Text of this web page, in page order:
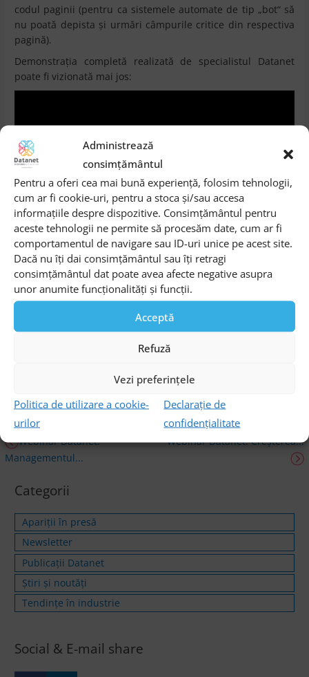
Administrează
consimțământul
Pentru a oferi cea mai bună experiență, folosim tehnologii,
cum ar fi cookie-uri, pentru a stoca și/sau accesa
informațiile despre dispozitive. Consimțământul pentru
aceste tehnologii ne permite să procesăm date, cum ar fi
comportamentul de navigare sau ID-uri unice pe acest site.
Dacă nu îți dai consimțământul sau îți retragi
consimțământul dat poate avea afecte negative asupra
unor anumite funcționalități și funcții.
Acceptă
Refuză
Vezi preferințele
Politica de utilizare a cookie-
urilor
Declarație de
confidențialitate
codul paginii (pentru ca sistemele automate de tip „bot“ să
nu poată depista și urmări câmpurile critice din respectiva
pagină).
Demonstrația completă realizată de specialistul Datanet
poate fi vizionată mai jos:
Pentru informații tehnice suplimentare despre soluțiile F5
Networks prezentate de specialiștii Datanet Systems,
precum și despre oferta completă de servicii pe care le
asigurăm, ne puteți contacta pe adresa de email
Webinar Datanet:
Managementul...
Webinar Datanet: Creșterea...
Categorii
Apariții în presă
Newsletter
Publicații Datanet
Știri și noutăți
Tendințe în industrie
Social & E-mail share